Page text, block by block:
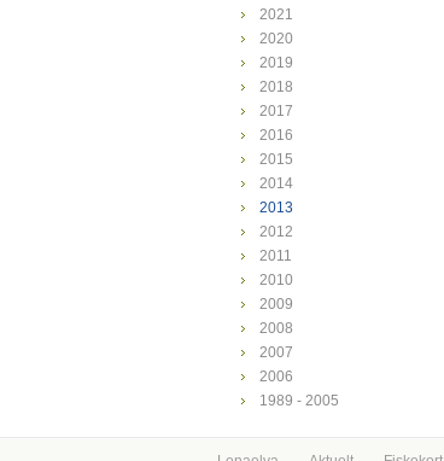
2021
2020
2019
2018
2017
2016
2015
2014
2013
2012
2011
2010
2009
2008
2007
2006
1989 - 2005